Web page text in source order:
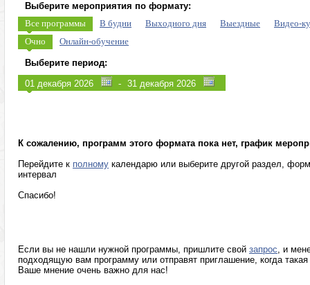
Безопасность бизнеса, риски
Экономика, право
Налоговое планирование
Управление персоналом (HR)
Продажи, клиенты, сервис
Выберите мероприятия по формату:
Все программы
В будни Выходного дня Выездные
Видео-
Очно
Онлайн-обучение
Выберите период:
-
К сожалению, программ этого формата пока нет, график
Перейдите к полному календарю или выберите другой раздел,
интервал
Спасибо!
Если вы не нашли нужной программы, пришлите свой запрос, и
подходящую вам программу или отправят приглашение, когда
Ваше мнение очень важно для нас!